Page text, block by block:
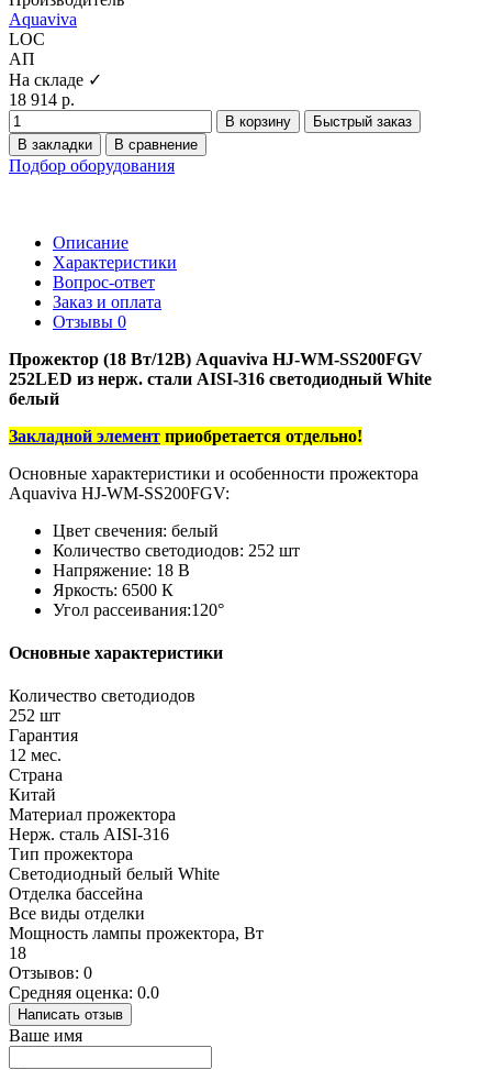
Aquaviva
LOC
АП
На складе ✓
18 914 р.
В корзину
Быстрый заказ
В закладки
В сравнение
Подбор оборудования
Описание
Характеристики
Вопрос-ответ
Заказ и оплата
Отзывы 0
Прожектор (18 Вт/12В) Aquaviva HJ-WM-SS200FGV
252LED из нерж. стали AISI-316 светодиодный White
белый
Закладной элемент приобретается отдельно!
Основные характеристики и особенности прожектора
Aquaviva HJ-WM-SS200FGV:
Цвет свечения: белый
Количество светодиодов: 252 шт
Напряжение: 18 В
Яркость: 6500 К
Угол рассеивания:120°
Основные характеристики
Количество светодиодов
252 шт
Гарантия
12 мес.
Страна
Китай
Материал прожектора
Нерж. сталь AISI-316
Тип прожектора
Светодиодный белый White
Отделка бассейна
Все виды отделки
Мощность лампы прожектора, Вт
18
Отзывов: 0
Средняя оценка: 0.0
Написать отзыв
Ваше имя